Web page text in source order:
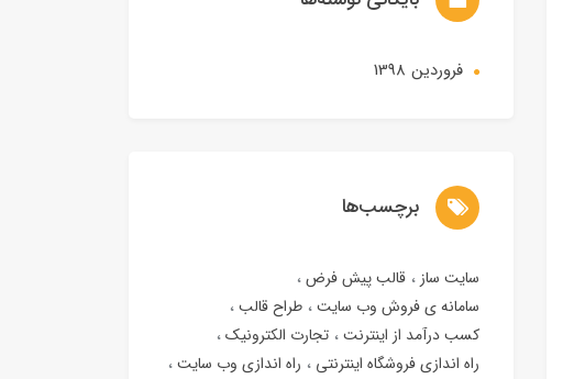
فروردین 1398
برچسب‌ها
سایت ساز
قالب پیش فرض
سامانه ی فروش وب سایت طراح قالب
کسب درآمد از اینترنت تجارت الکترونیک
راه اندازی فروشگاه اینترنتی
راه اندازی وب سایت